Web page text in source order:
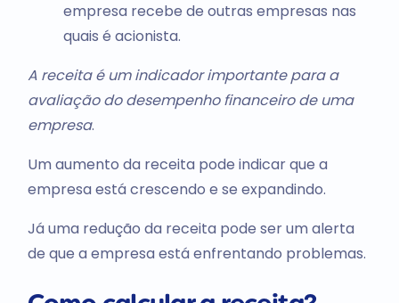
empresa recebe de outras empresas nas
quais é acionista.
A receita é um indicador importante para a
avaliação do desempenho financeiro de uma
empresa.
Um aumento da receita pode indicar que a
empresa está crescendo e se expandindo.
Já uma redução da receita pode ser um alerta
de que a empresa está enfrentando problemas.